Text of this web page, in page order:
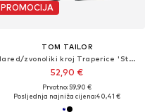
PROMOCIJA
TOM TAILOR
Flared/zvonoliki kroj Traperice 'Stella'
52,90 €
Prvotno: 59,90 €
Posljednja najniža cijena:40,41 €